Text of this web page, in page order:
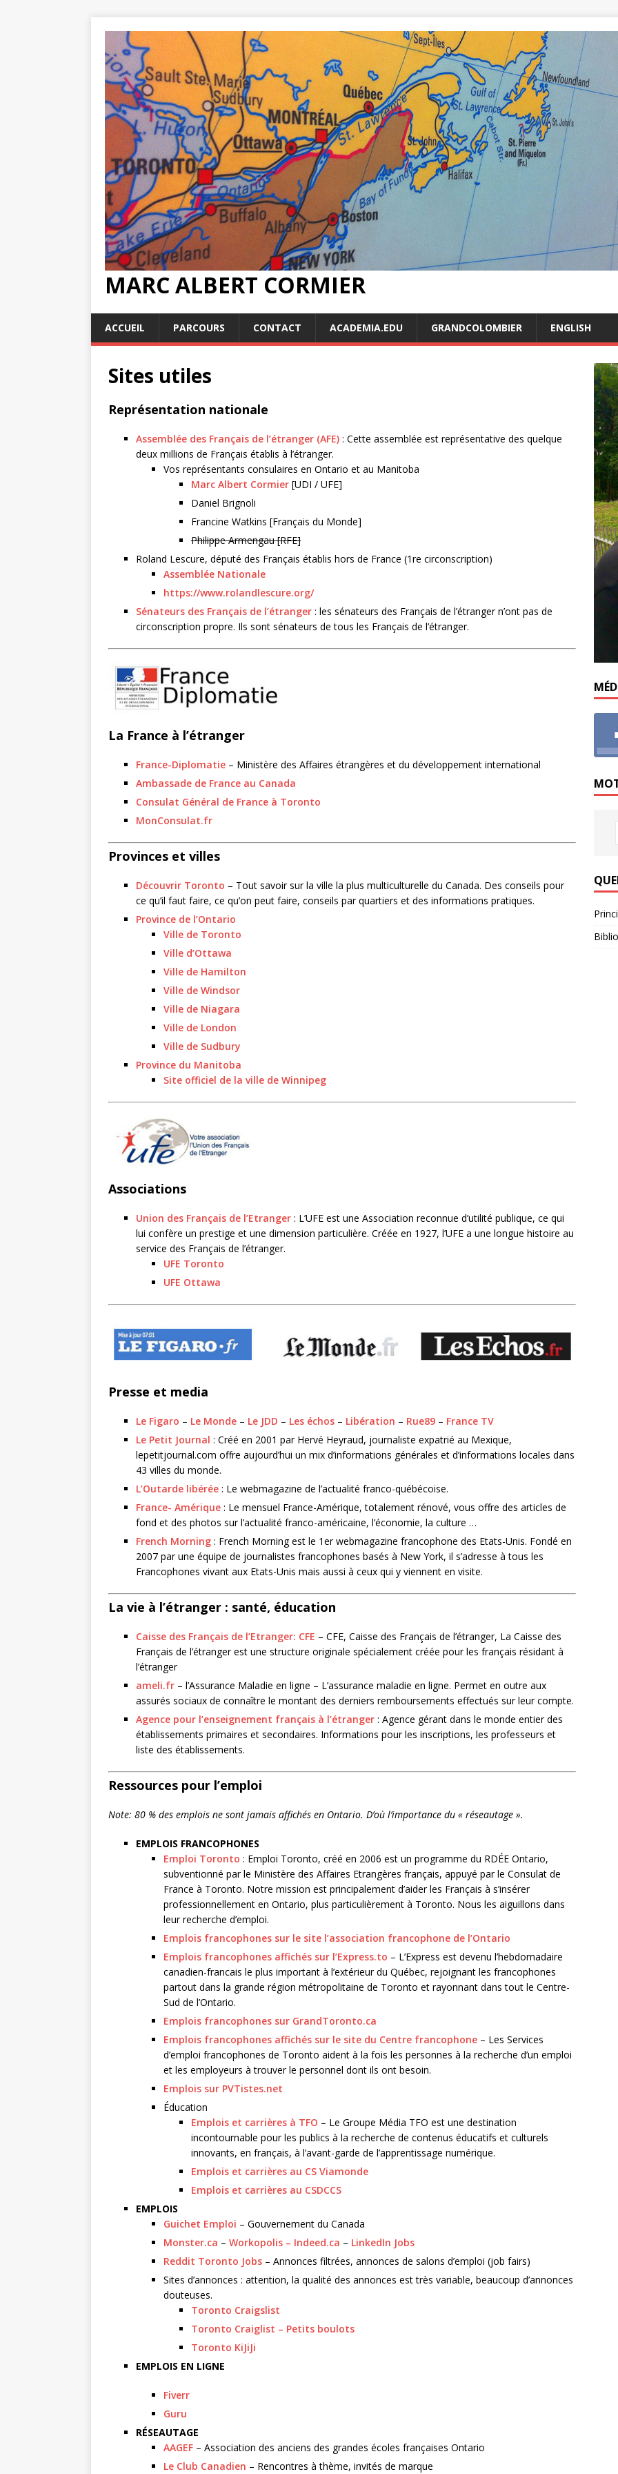
MARC ALBERT CORMIER
ACCUEIL PARCOURS CONTACT ACADEMIA.EDU GRANDCOLOMBIER ENGLISH
Sites utiles
Représentation nationale
Assemblée des Français de l’étranger (AFE) : Cette assemblée est représentative des quelque
deux millions de Français établis à l’étranger.
Vos représentants consulaires en Ontario et au Manitoba
Marc Albert Cormier [UDI / UFE]
Daniel Brignoli
Francine Watkins [Français du Monde]
Philippe Armengau [RFE]
Roland Lescure, député des Français établis hors de France (1re circonscription)
Assemblée Nationale
https://www.rolandlescure.org/
Sénateurs des Français de l’étranger : les sénateurs des Français de l’étranger n’ont pas de
circonscription propre. Ils sont sénateurs de tous les Français de l’étranger.
La France à l’étranger
France-Diplomatie – Ministère des Affaires étrangères et du développement international
Ambassade de France au Canada
Consulat Général de France à Toronto
MonConsulat.fr
Provinces et villes
Découvrir Toronto – Tout savoir sur la ville la plus multiculturelle du Canada. Des conseils pour
ce qu’il faut faire, ce qu’on peut faire, conseils par quartiers et des informations pratiques.
Province de l’Ontario
Ville de Toronto
Ville d’Ottawa
Ville de Hamilton
Ville de Windsor
Ville de Niagara
Ville de London
Ville de Sudbury
Province du Manitoba
Site officiel de la ville de Winnipeg
Associations
Union des Français de l’Etranger : L’UFE est une Association reconnue d’utilité publique, ce qui
lui confère un prestige et une dimension particulière. Créée en 1927, l’UFE a une longue histoire au
service des Français de l’étranger.
UFE Toronto
UFE Ottawa
Presse et media
Le Figaro – Le Monde – Le JDD – Les échos – Libération – Rue89 – France TV
Le Petit Journal : Créé en 2001 par Hervé Heyraud, journaliste expatrié au Mexique,
lepetitjournal.com offre aujourd’hui un mix d’informations générales et d’informations locales dans
43 villes du monde.
L’Outarde libérée : Le webmagazine de l’actualité franco-québécoise.
France- Amérique : Le mensuel France-Amérique, totalement rénové, vous offre des articles de
fond et des photos sur l’actualité franco-américaine, l’économie, la culture …
French Morning : French Morning est le 1er webmagazine francophone des Etats-Unis. Fondé en
2007 par une équipe de journalistes francophones basés à New York, il s’adresse à tous les
Francophones vivant aux Etats-Unis mais aussi à ceux qui y viennent en visite.
La vie à l’étranger : santé, éducation
Caisse des Français de l’Etranger: CFE – CFE, Caisse des Français de l’étranger, La Caisse des
Français de l’étranger est une structure originale spécialement créée pour les français résidant à
l’étranger
ameli.fr – l’Assurance Maladie en ligne – L’assurance maladie en ligne. Permet en outre aux
assurés sociaux de connaître le montant des derniers remboursements effectués sur leur compte.
Agence pour l’enseignement français à l’étranger : Agence gérant dans le monde entier des
établissements primaires et secondaires. Informations pour les inscriptions, les professeurs et
liste des établissements.
Ressources pour l’emploi
Note: 80 % des emplois ne sont jamais affichés en Ontario. D’où l’importance du « réseautage ».
EMPLOIS FRANCOPHONES
Emploi Toronto : Emploi Toronto, créé en 2006 est un programme du RDÉE Ontario,
subventionné par le Ministère des Affaires Etrangères français, appuyé par le Consulat de
France à Toronto. Notre mission est principalement d’aider les Français à s’insérer
professionnellement en Ontario, plus particulièrement à Toronto. Nous les aiguillons dans
leur recherche d’emploi.
Emplois francophones sur le site l’association francophone de l’Ontario
Emplois francophones affichés sur l’Express.to – L’Express est devenu l’hebdomadaire
canadien-francais le plus important à l’extérieur du Québec, rejoignant les francophones
partout dans la grande région métropolitaine de Toronto et rayonnant dans tout le Centre-
Sud de l’Ontario.
Emplois francophones sur GrandToronto.ca
Emplois francophones affichés sur le site du Centre francophone – Les Services
d’emploi francophones de Toronto aident à la fois les personnes à la recherche d’un emploi
et les employeurs à trouver le personnel dont ils ont besoin.
Emplois sur PVTistes.net
Éducation
Emplois et carrières à TFO – Le Groupe Média TFO est une destination
incontournable pour les publics à la recherche de contenus éducatifs et culturels
innovants, en français, à l’avant-garde de l’apprentissage numérique.
Emplois et carrières au CS Viamonde
Emplois et carrières au CSDCCS
EMPLOIS
Guichet Emploi – Gouvernement du Canada
Monster.ca – Workopolis – Indeed.ca – LinkedIn Jobs
Reddit Toronto Jobs – Annonces filtrées, annonces de salons d’emploi (job fairs)
Sites d’annonces : attention, la qualité des annonces est très variable, beaucoup d’annonces
douteuses.
Toronto Craigslist
Toronto Craiglist – Petits boulots
Toronto KiJiJi
EMPLOIS EN LIGNE
Fiverr
Guru
RÉSEAUTAGE
AAGEF – Association des anciens des grandes écoles françaises Ontario
Le Club Canadien – Rencontres à thème, invités de marque